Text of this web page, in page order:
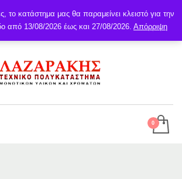
το κατάστημα μας θα παραμείνει κλειστό για την
από 13/08/2026 έως και 27/08/2026. Απόρριψη